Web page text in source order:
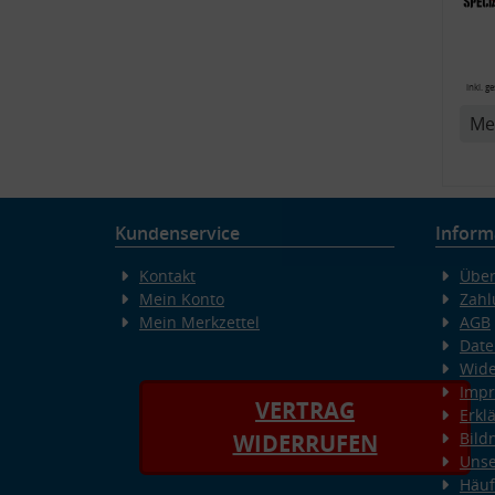
inkl.
Kundenservice
Kontakt
Mein Konto
Mein Merkzettel
VERTRAG
WIDERRUFEN
AGB